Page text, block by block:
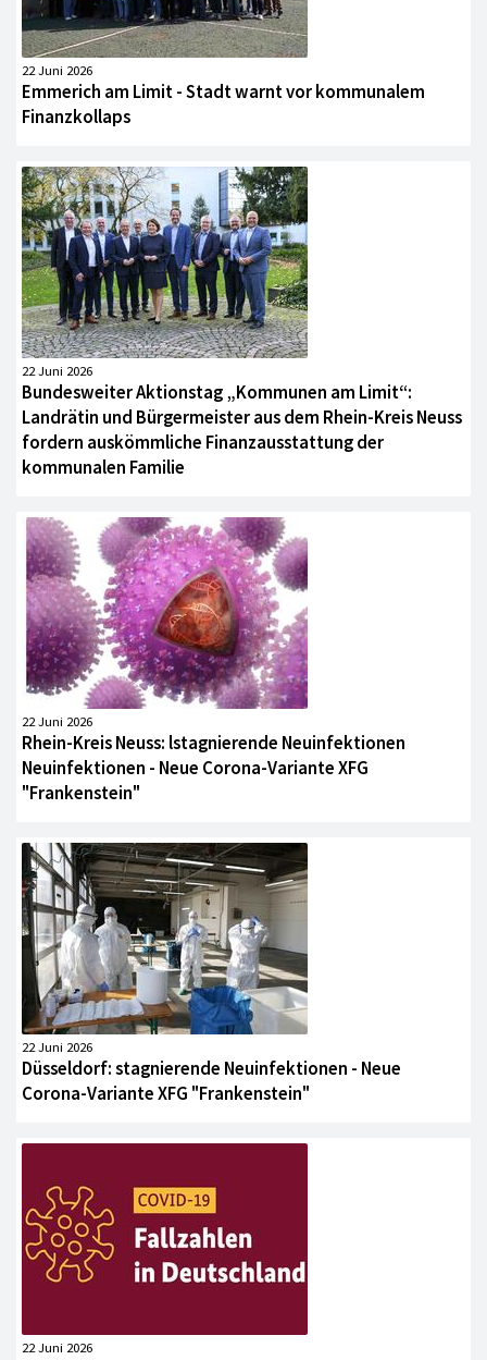
22 Juni 2026
Emmerich am Limit - Stadt warnt vor kommunalem
Finanzkollaps
22 Juni 2026
Bundesweiter Aktionstag „Kommunen am Limit“:
Landrätin und Bürgermeister aus dem Rhein-Kreis Neuss
fordern auskömmliche Finanzausstattung der
kommunalen Familie
22 Juni 2026
Rhein-Kreis Neuss: lstagnierende Neuinfektionen
Neuinfektionen - Neue Corona-Variante XFG
"Frankenstein"
22 Juni 2026
Düsseldorf: stagnierende Neuinfektionen - Neue
Corona-Variante XFG "Frankenstein"
22 Juni 2026